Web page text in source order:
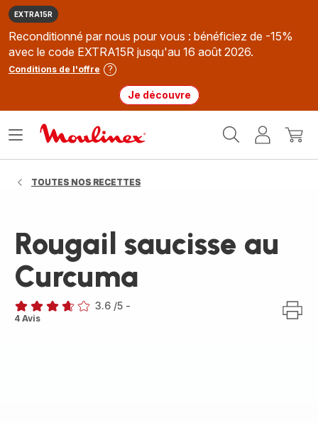
EXTRA15R
Reconditionné par nous pour vous : bénéficiez de -15%
avec le code EXTRA15R jusqu'au 16 août 2026.
Conditions de l'offre
Je découvre
MonMon
Ouvrir
TOUTES NOS RECETTES
Rougail saucisse au
Curcuma
ratings.3.6
3.6 /5 -
4 Avis